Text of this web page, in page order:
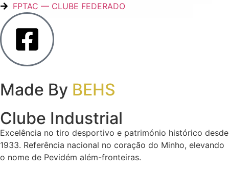
FPTAC — CLUBE FEDERADO
Made By BEHS
Clube Industrial
Excelência no tiro desportivo e património histórico desde
1933. Referência nacional no coração do Minho, elevando
o nome de Pevidém além-fronteiras.